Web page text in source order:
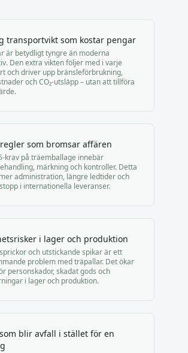
transportvikt som kostar pengar
är betydligt tyngre än moderna
Den extra vikten följer med i varje
och driver upp bränsleförbrukning,
och CO₂-utsläpp – utan att tillföra
som bromsar affären
krav på träemballage innebär
märkning och kontroller. Detta
administration, längre ledtider och
i internationella leveranser.
i lager och produktion
och utstickande spikar är ett
problem med träpallar. Det ökar
personskador, skadat gods och
i lager och produktion.
blir avfall i stället för en